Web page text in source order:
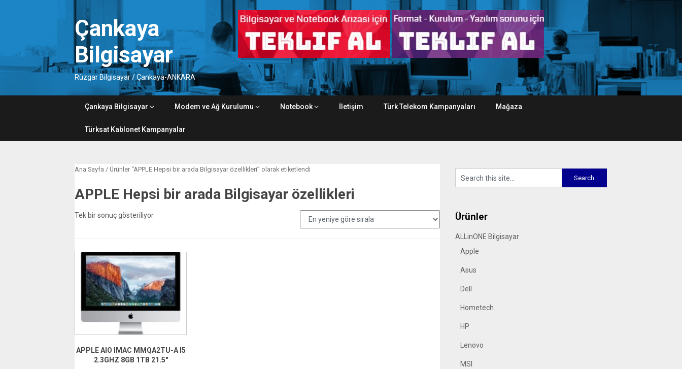
Çankaya
Bilgisayar
Rüzgar Bilgisayar / Çankaya-ANKARA
Çankaya Bilgisayar Modem ve Ağ Kurulumu Notebook İletişim Türk Telekom Kampanyaları Mağaza
Türksat Kablonet Kampanyalar
Ana Sayfa / Ürünler “APPLE Hepsi bir arada Bilgisayar özellikleri” olarak etiketlendi
APPLE Hepsi bir arada Bilgisayar özellikleri
Tek bir sonuç gösteriliyor
APPLE AIO IMAC MMQA2TU-A I5
2.3GHZ 8GB 1TB 21.5″
Ürünler
ALLinONE Bilgisayar
Apple
Asus
Dell
Hometech
HP
Lenovo
MSI